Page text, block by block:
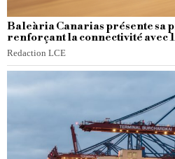
Baleària Canarias présente sa
renforçant la connectivité avec
Redaction LCE